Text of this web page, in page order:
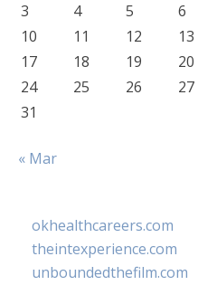
3
4 5 6
10
11 12 13
17
18 19 20
24
25 26 27
31
« Mar
okhealthcareers.com
theintexperience.com
unboundedthefilm.com